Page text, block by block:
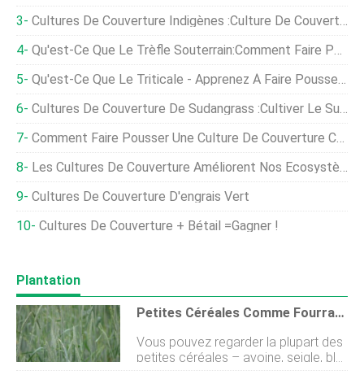
Cultures De Couverture Indigènes :culture De Couverture Végétale Avec Des Plantes Indigènes
Qu'est-Ce Que Le Trèfle Souterrain:Comment Faire Pousser Des Cultures De Couverture De Trèfle Souterrain
Qu'est-Ce Que Le Triticale - Apprenez À Faire Pousser Des Cultures De Couverture De Triticale
Cultures De Couverture De Sudangrass :Cultiver Le Sudangrass De Sorgho Dans Les Jardins
Comment Faire Pousser Une Culture De Couverture Cet Automne
Les Cultures De Couverture Améliorent Nos Écosystèmes
Cultures De Couverture D'engrais Vert
Cultures De Couverture + Bétail =Gagner !
Plantation
Petites Céréales Comme Fourrage ET Cultures De Couverture
Vous pouvez regarder la plupart des
petites céréales – avoine, seigle, blé,